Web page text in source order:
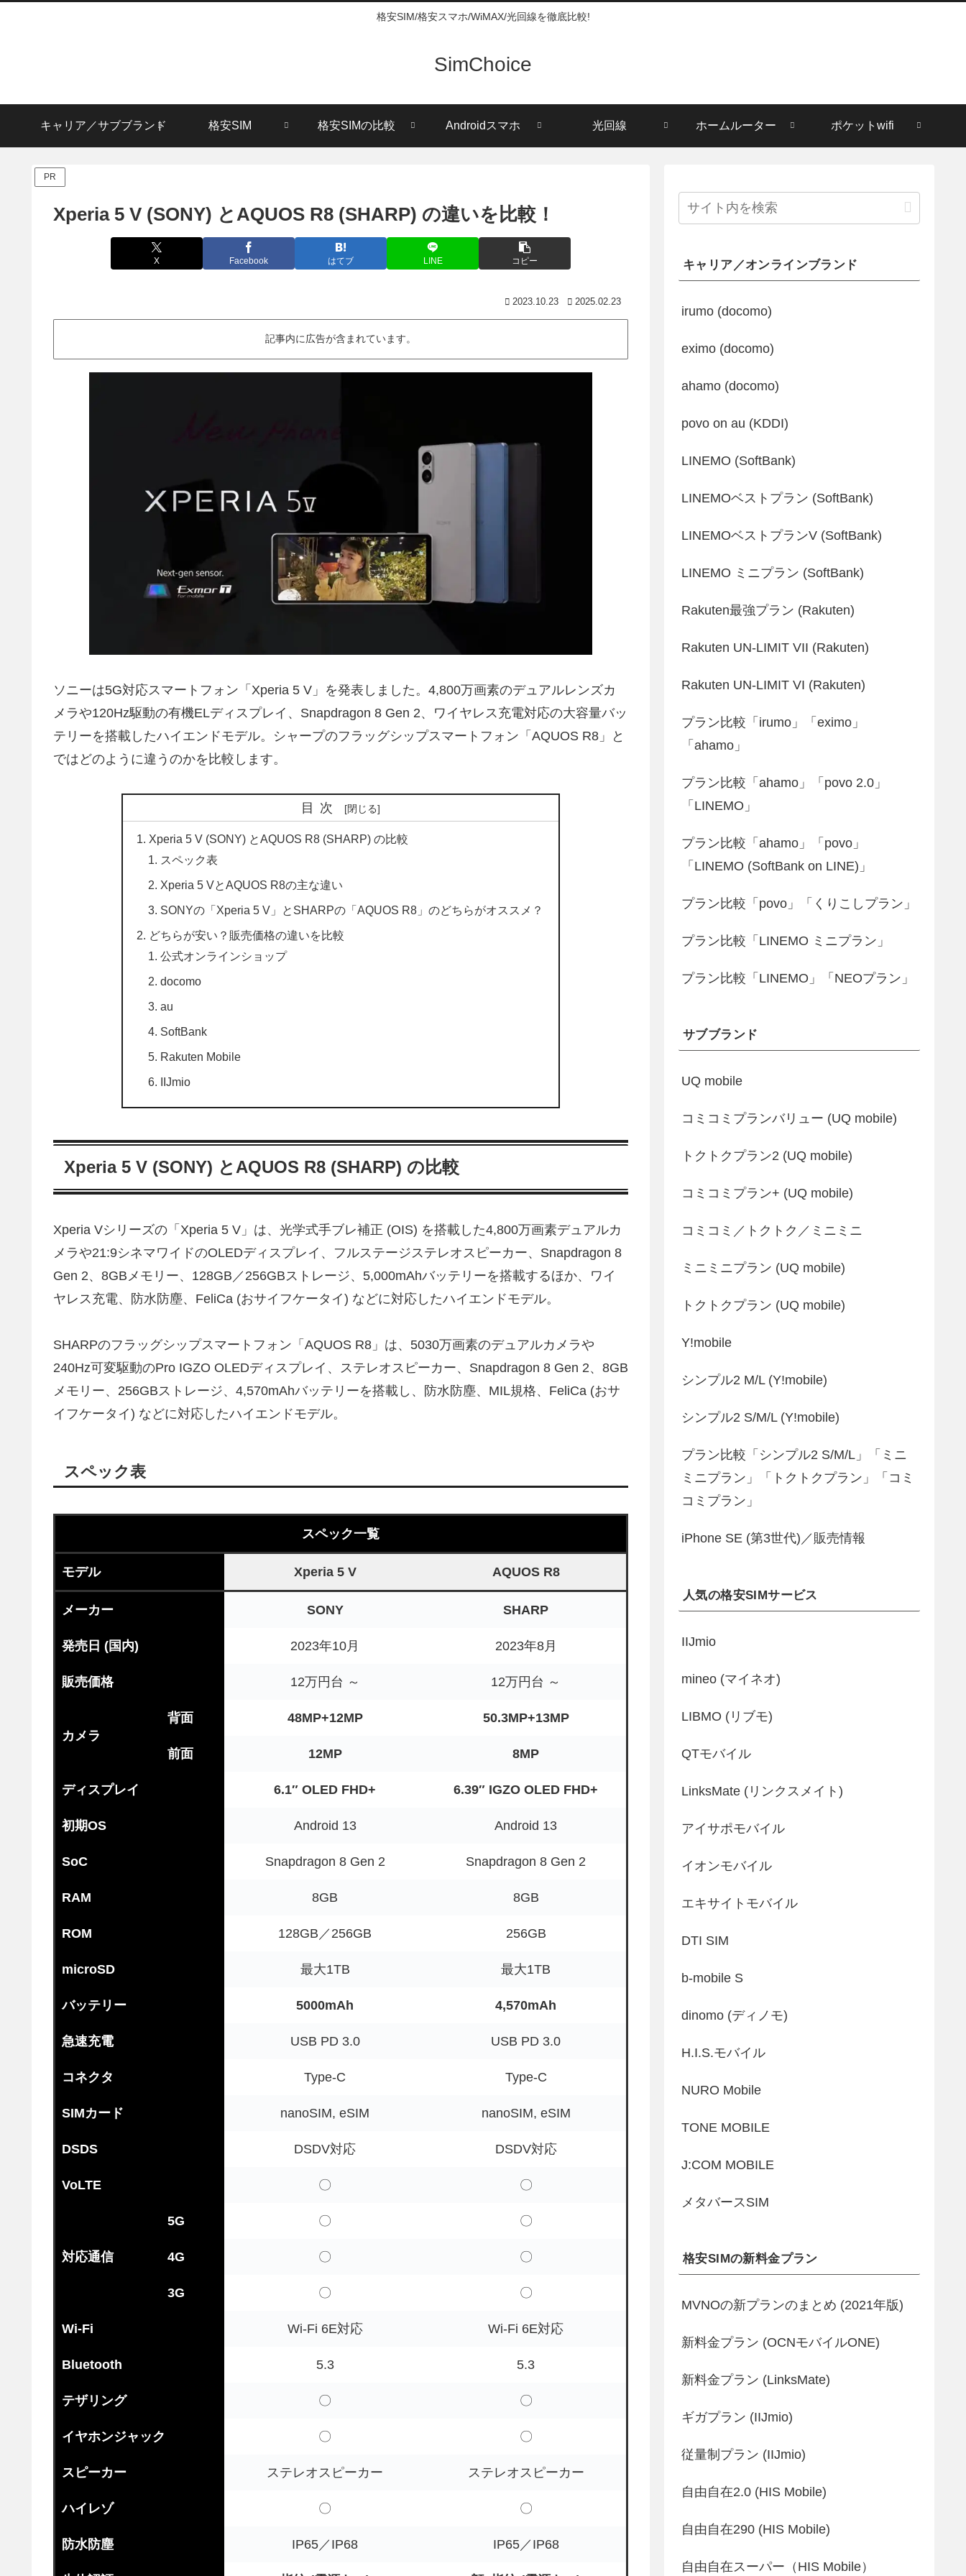
格安SIM/格安スマホ/WiMAX/光回線を徹底比較!
SimChoice
キャリア／サブブランド 格安SIM 格安SIMの比較 Androidスマホ 光回線 ホームルーター ポケットwifi
PR
Xperia 5 V (SONY) とAQUOS R8 (SHARP) の違いを比較！
X Facebook はてブ LINE コピー
2023.10.23 2025.02.23
記事内に広告が含まれています。
ソニーは5G対応スマートフォン「Xperia 5 V」を発表しました。4,800万画素のデュアルレンズカ
メラや120Hz駆動の有機ELディスプレイ、Snapdragon 8 Gen 2、ワイヤレス充電対応の大容量バッ
テリーを搭載したハイエンドモデル。シャープのフラッグシップスマートフォン「AQUOS R8」と
ではどのように違うのかを比較します。
目次
Xperia 5 V (SONY) とAQUOS R8 (SHARP) の比較
スペック表
Xperia 5 VとAQUOS R8の主な違い
SONYの「Xperia 5 V」とSHARPの「AQUOS R8」のどちらがオススメ？
どちらが安い？販売価格の違いを比較
公式オンラインショップ
docomo
au
SoftBank
Rakuten Mobile
IIJmio
Xperia 5 V (SONY) とAQUOS R8 (SHARP) の比較
Xperia Vシリーズの「Xperia 5 V」は、光学式手ブレ補正 (OIS) を搭載した4,800万画素デュアルカ
メラや21:9シネマワイドのOLEDディスプレイ、フルステージステレオスピーカー、Snapdragon 8
Gen 2、8GBメモリー、128GB／256GBストレージ、5,000mAhバッテリーを搭載するほか、ワイ
ヤレス充電、防水防塵、FeliCa (おサイフケータイ) などに対応したハイエンドモデル。
SHARPのフラッグシップスマートフォン「AQUOS R8」は、5030万画素のデュアルカメラや
240Hz可変駆動のPro IGZO OLEDディスプレイ、ステレオスピーカー、Snapdragon 8 Gen 2、8GB
メモリー、256GBストレージ、4,570mAhバッテリーを搭載し、防水防塵、MIL規格、FeliCa (おサ
イフケータイ) などに対応したハイエンドモデル。
スペック表
スペック一覧
モデル Xperia 5 V AQUOS R8
メーカー SONY SHARP
発売日 (国内) 2023年10月 2023年8月
販売価格 12万円台 ～ 12万円台 ～
カメラ
背面 48MP+12MP 50.3MP+13MP
前面 12MP 8MP
ディスプレイ 6.1″ OLED FHD+ 6.39″ IGZO OLED FHD+
初期OS Android 13 Android 13
SoC Snapdragon 8 Gen 2 Snapdragon 8 Gen 2
RAM 8GB 8GB
ROM 128GB／256GB 256GB
microSD 最大1TB 最大1TB
バッテリー 5000mAh 4,570mAh
急速充電 USB PD 3.0 USB PD 3.0
コネクタ Type-C Type-C
SIMカード nanoSIM, eSIM nanoSIM, eSIM
DSDS DSDV対応 DSDV対応
VoLTE 〇 〇
対応通信
5G 〇 〇
4G 〇 〇
3G 〇 〇
Wi-Fi Wi-Fi 6E対応 Wi-Fi 6E対応
Bluetooth 5.3 5.3
テザリング 〇 〇
イヤホンジャック 〇 〇
スピーカー ステレオスピーカー ステレオスピーカー
ハイレゾ 〇 〇
防水防塵 IP65／IP68 IP65／IP68
キャリア／オンラインブランド
irumo (docomo)
eximo (docomo)
ahamo (docomo)
povo on au (KDDI)
LINEMO (SoftBank)
LINEMOベストプラン (SoftBank)
LINEMOベストプランV (SoftBank)
LINEMO ミニプラン (SoftBank)
Rakuten最強プラン (Rakuten)
Rakuten UN-LIMIT VII (Rakuten)
Rakuten UN-LIMIT VI (Rakuten)
プラン比較「irumo」「eximo」
「ahamo」
プラン比較「ahamo」「povo 2.0」
「LINEMO」
プラン比較「ahamo」「povo」
「LINEMO (SoftBank on LINE)」
プラン比較「povo」「くりこしプラン」
プラン比較「LINEMO ミニプラン」
プラン比較「LINEMO」「NEOプラン」
サブブランド
UQ mobile
コミコミプランバリュー (UQ mobile)
トクトクプラン2 (UQ mobile)
コミコミプラン+ (UQ mobile)
コミコミ／トクトク／ミニミニ
ミニミニプラン (UQ mobile)
トクトクプラン (UQ mobile)
Y!mobile
シンプル2 M/L (Y!mobile)
シンプル2 S/M/L (Y!mobile)
プラン比較「シンプル2 S/M/L」「ミニ
ミニプラン」「トクトクプラン」「コミ
コミプラン」
iPhone SE (第3世代)／販売情報
人気の格安SIMサービス
IIJmio
mineo (マイネオ)
LIBMO (リブモ)
QTモバイル
LinksMate (リンクスメイト)
アイサポモバイル
イオンモバイル
エキサイトモバイル
DTI SIM
b-mobile S
dinomo (ディノモ)
H.I.S.モバイル
NURO Mobile
TONE MOBILE
J:COM MOBILE
メタバースSIM
格安SIMの新料金プラン
MVNOの新プランのまとめ (2021年版)
新料金プラン (OCNモバイルONE)
新料金プラン (LinksMate)
ギガプラン (IIJmio)
従量制プラン (IIJmio)
自由自在2.0 (HIS Mobile)
自由自在290 (HIS Mobile)
自由自在スーパー（HIS Mobile）